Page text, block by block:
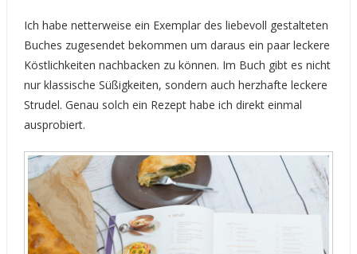
Ich habe netterweise ein Exemplar des liebevoll gestalteten
Buches zugesendet bekommen um daraus ein paar leckere
Köstlichkeiten nachbacken zu können. Im Buch gibt es nicht
nur klassische Süßigkeiten, sondern auch herzhafte leckere
Strudel. Genau solch ein Rezept habe ich direkt einmal
ausprobiert.